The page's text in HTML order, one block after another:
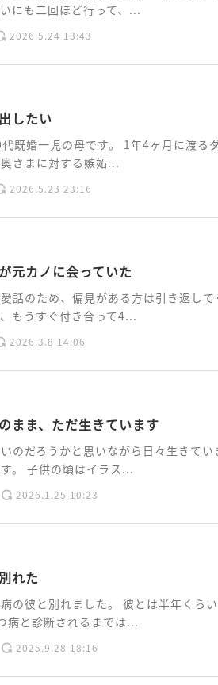
にも二回ほど行って、...
2026.5.24 13:43
したい
既婚一児の母です。 1年4ヶ月に渡る
さまに対する嫉妬...
2026.5.23 23:16
元カノに会っていた
話のため、偏見がある方は引き返し
もうすぐ付き合って4...
2026.3.8 14:06
まま、ただ生きています
のだろうかと思いながら日々生きて
。 子供の頃はイラス...
2026.1.25 10:23
れた
の彼と別れました。 彼とは半年くら
病と診断されるまでは...
2025.9.28 18:16